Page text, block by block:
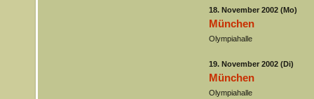
18. November 2002 (Mo)
München
Olympiahalle
19. November 2002 (Di)
München
Olympiahalle